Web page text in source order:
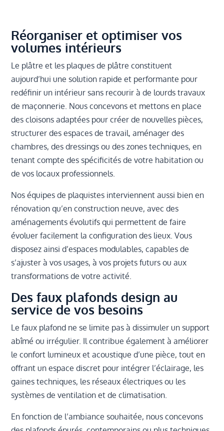
Réorganiser et optimiser vos
volumes intérieurs
Le plâtre et les plaques de plâtre constituent
aujourd’hui une solution rapide et performante pour
redéfinir un intérieur sans recourir à de lourds travaux
de maçonnerie. Nous concevons et mettons en place
des cloisons adaptées pour créer de nouvelles pièces,
structurer des espaces de travail, aménager des
chambres, des dressings ou des zones techniques, en
tenant compte des spécificités de votre habitation ou
de vos locaux professionnels.
Nos équipes de plaquistes interviennent aussi bien en
rénovation qu’en construction neuve, avec des
aménagements évolutifs qui permettent de faire
évoluer facilement la configuration des lieux. Vous
disposez ainsi d’espaces modulables, capables de
s’ajuster à vos usages, à vos projets futurs ou aux
transformations de votre activité.
Des faux plafonds design au
service de vos besoins
Le faux plafond ne se limite pas à dissimuler un support
abîmé ou irrégulier. Il contribue également à améliorer
le confort lumineux et acoustique d’une pièce, tout en
offrant un espace discret pour intégrer l’éclairage, les
gaines techniques, les réseaux électriques ou les
systèmes de ventilation et de climatisation.
En fonction de l’ambiance souhaitée, nous concevons